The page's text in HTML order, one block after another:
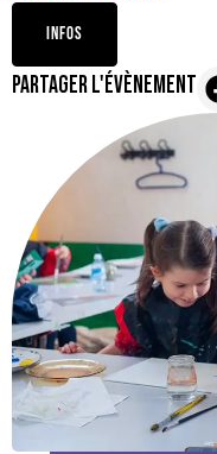
INFOS
PARTAGER L'ÉVÈNEMENT